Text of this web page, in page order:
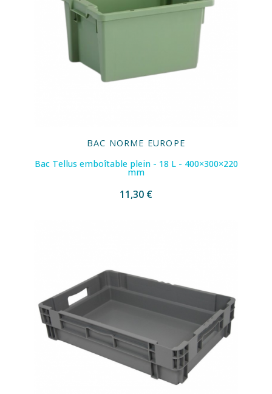
BAC NORME EUROPE
Bac Tellus emboîtable plein - 18 L - 400×300×220
mm
11,30 €